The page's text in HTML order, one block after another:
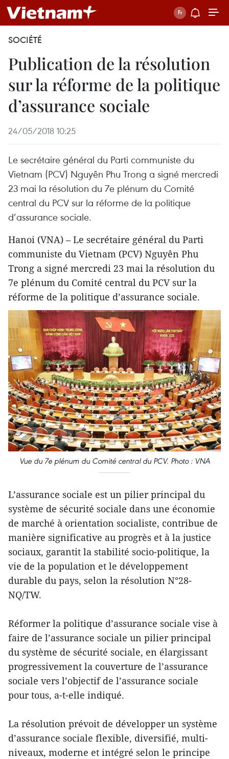
SOCIÉTÉ
Publication de la résolution
sur la réforme de la politique
d’assurance sociale
24/05/2018 10:25
Le secrétaire général du Parti communiste du
Vietnam (PCV) Nguyên Phu Trong a signé mercredi
23 mai la résolution du 7e plénum du Comité
central du PCV sur la réforme de la politique
d’assurance sociale.
Hanoi (VNA) – Le secrétaire général du Parti
communiste du Vietnam (PCV) Nguyên Phu
Trong a signé mercredi 23 mai la résolution du
7e plénum du Comité central du PCV sur la
réforme de la politique d’assurance sociale.
Vue du 7e plénum du Comité central du PCV. Photo : VNA
L’assurance sociale est un pilier principal du
système de sécurité sociale dans une économie
de marché à orientation socialiste, contribue de
manière significative au progrès et à la justice
sociaux, garantit la stabilité socio-politique, la
vie de la population et le développement
durable du pays, selon la résolution N°28-
NQ/TW.
Réformer la politique d’assurance sociale vise à
faire de l’assurance sociale un pilier principal
du système de sécurité sociale, en élargissant
progressivement la couverture de l’assurance
sociale vers l’objectif de l’assurance sociale
pour tous, a-t-elle indiqué.
La résolution prévoit de développer un système
d’assurance sociale flexible, diversifié, multi-
niveaux, moderne et intégré selon le principe